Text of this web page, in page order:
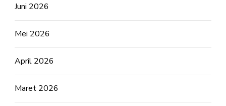
Juni 2026
Mei 2026
April 2026
Maret 2026